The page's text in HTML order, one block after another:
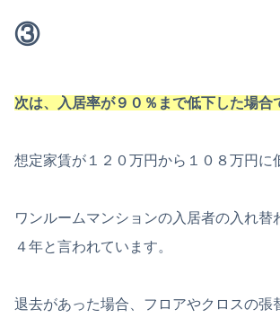
③
次は、入居率が９０％まで低下した場合
想定家賃が１２０万円から１０８万円に
ワンルームマンションの入居者の入れ替
４年と言われています。
退去があった場合、フロアやクロスの張